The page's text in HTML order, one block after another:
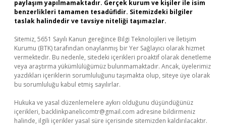
paylaşım yapılmamaktadır. Gerçek kurum ve kişiler ile isim
benzerlikleri tamamen tesadüfidir. Sitemizdeki bilgiler
taslak halindedir ve tavsiye niteliği taşımazlar.
Sitemiz, 5651 Sayılı Kanun gereğince Bilgi Teknolojileri ve İletişim
Kurumu (BTK) tarafından onaylanmış bir Yer Sağlayıcı olarak hizmet
vermektedir. Bu nedenle, sitedeki içerikleri proaktif olarak denetleme
veya araştırma yükümlülüğümüz bulunmamaktadır. Ancak, üyelerimiz
yazdıkları içeriklerin sorumluluğunu taşımakta olup, siteye üye olarak
bu sorumluluğu kabul etmiş sayılırlar.
Hukuka ve yasal düzenlemelere aykırı olduğunu düşündüğünüz
içerikleri, backlinkpanelicomtr@gmail.com adresine bildirmeniz
halinde, ilgili içerikler yasal süre içerisinde sitemizden kaldırılacaktır.